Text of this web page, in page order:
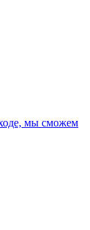
мы сможем